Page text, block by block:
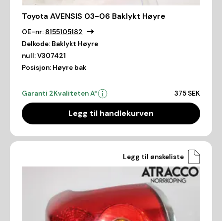
Toyota AVENSIS 03-06 Baklykt Høyre
OE-nr: 8155105182
Delkode: Baklykt Høyre
null:V307421
Posisjon: Høyre bak
Garanti 2Kvaliteten A* 375 SEK
Legg til handlekurven
Legg til ønskeliste